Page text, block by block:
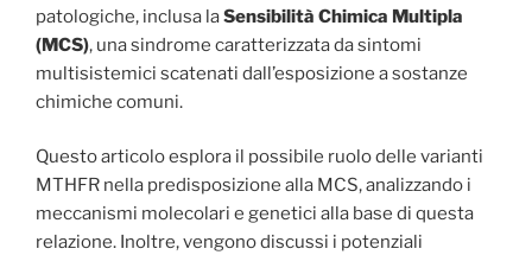
patologiche, inclusa laSensibilità Chimica Multipla
(MCS), una sindrome caratterizzata da sintomi
multisistemici scatenati dall’esposizione a sostanze
chimiche comuni.
Questo articolo esplora il possibile ruolo delle varianti
MTHFR nella predisposizione alla MCS, analizzando i
meccanismi molecolari e genetici alla base di questa
relazione. Inoltre, vengono discussi i potenziali